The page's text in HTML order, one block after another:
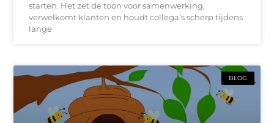
starten. Het zet de toon voor samenwerking,
verwelkomt klanten en houdt collega’s scherp tijdens
lange
BLOG